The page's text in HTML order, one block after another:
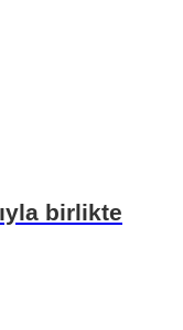
birlikte